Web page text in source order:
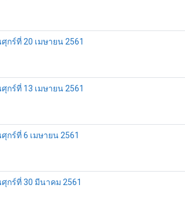
ร์ที่ 20 เมษายน 2561
ร์ที่ 13 เมษายน 2561
ร์ที่ 6 เมษายน 2561
กร์ที่ 30 มีนาคม 2561